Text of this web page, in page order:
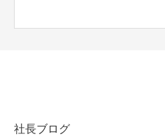
社長ブログ